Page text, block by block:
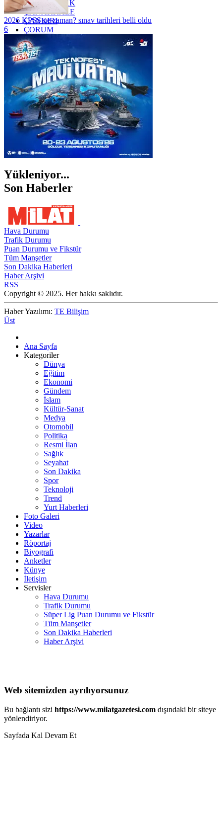
ZONGULDAK
ÇANAKKALE
ÇANKIRI
ÇORUM
İSTANBUL
İZMİR
ŞANLIURFA
ŞIRNAK
2026 KPSS ne zaman? sınav tarihleri belli oldu
6
Yükleniyor...
Son Haberler
Hava Durumu
Trafik Durumu
Puan Durumu ve Fikstür
Tüm Manşetler
Son Dakika Haberleri
Haber Arşivi
RSS
Copyright © 2025. Her hakkı saklıdır.
Haber Yazılımı: TE Bilişim
Üst
Ana Sayfa
Kategoriler
Dünya
Eğitim
Ekonomi
Gündem
İslam
Kültür-Sanat
Medya
Otomobil
Politika
Resmi İlan
Sağlık
Seyahat
Son Dakika
Spor
Teknoloji
Trend
Yurt Haberleri
Foto Galeri
Video
Yazarlar
Röportaj
Biyografi
Anketler
Künye
İletişim
Servisler
Hava Durumu
Trafik Durumu
Süper Lig Puan Durumu ve Fikstür
Tüm Manşetler
Son Dakika Haberleri
Haber Arşivi
Web sitemizden ayrılıyorsunuz
Bu bağlantı sizi https://www.milatgazetesi.com dışındaki bir siteye
yönlendiriyor.
Sayfada Kal Devam Et